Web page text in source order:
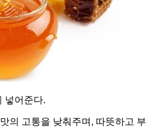
넣어준다.
의 고통을 낮춰주며, 따뜻하고 부